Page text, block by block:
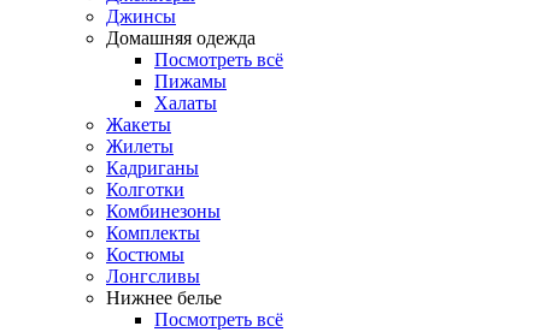
Джинсы
Домашняя одежда
Посмотреть всё
Пижамы
Халаты
Жакеты
Жилеты
Кадриганы
Колготки
Комбинезоны
Комплекты
Костюмы
Лонгсливы
Нижнее белье
Посмотреть всё